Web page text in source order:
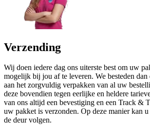
Verzending
Wij doen iedere dag ons uiterste best om uw
mogelijk bij jou af te leveren. We besteden dan
aan het zorgvuldig verpakken van al uw
deze bovendien tegen eerlijke en heldere
van ons altijd een bevestiging en een Track &
uw pakket is verzonden. Op deze manier kan
de deur volgen.